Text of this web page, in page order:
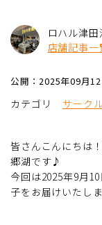
ロハル津田
店舗記事一
公開：2025年09月12
カテゴリ サーク
皆さんこんにちは
郷湖です♪
今回は2025年9月
子をお届けいたしま